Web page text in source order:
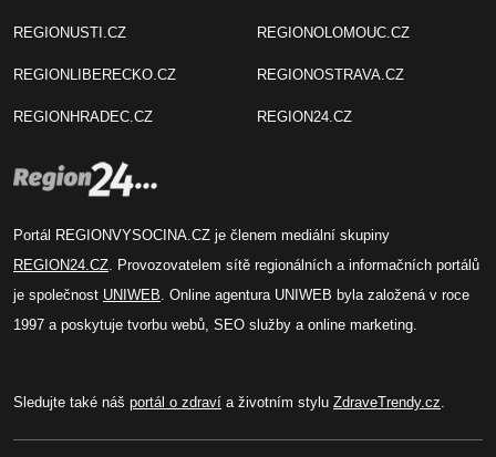
REGIONUSTI.CZ
REGIONLIBERECKO.CZ
REGIONHRADEC.CZ
REGIONOLOMOUC.CZ
REGIONOSTRAVA.CZ
REGION24.CZ
Portál REGIONVYSOCINA.CZ je členem mediální skupiny
REGION24.CZ . Provozovatelem sítě regionálních a informačních portálů
je společnost UNIWEB . Online agentura UNIWEB byla založená v roce
1997 a poskytuje tvorbu webů, SEO služby a online marketing.
Sledujte také náš portál o zdraví a životním stylu ZdraveTrendy.cz